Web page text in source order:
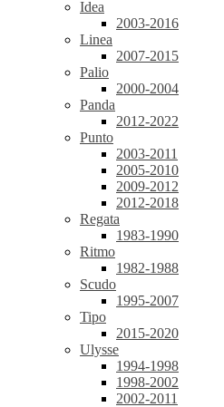
Idea
2003-2016
Linea
2007-2015
Palio
2000-2004
Panda
2012-2022
Punto
2003-2011
2005-2010
2009-2012
2012-2018
Regata
1983-1990
Ritmo
1982-1988
Scudo
1995-2007
Tipo
2015-2020
Ulysse
1994-1998
1998-2002
2002-2011